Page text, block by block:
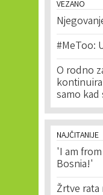
VEZANO
#MeToo:
O rodno
samo kad
NAJČITANIJE
'I am
Bosnia!'
Žrtve rata